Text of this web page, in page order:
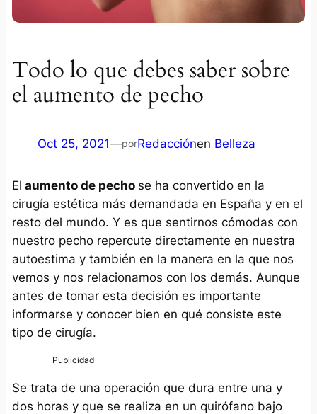
Todo lo que debes saber sobre
el aumento de pecho
Oct 25, 2021—porRedacciónen Belleza
El aumento de pecho se ha convertido en la
cirugía estética más demandada en España y en el
resto del mundo. Y es que sentirnos cómodas con
nuestro pecho repercute directamente en nuestra
autoestima y también en la manera en la que nos
vemos y nos relacionamos con los demás. Aunque
antes de tomar esta decisión es importante
informarse y conocer bien en qué consiste este
tipo de cirugía.
Se trata de una operación que dura entre una y
dos horas y que se realiza en un quirófano bajo